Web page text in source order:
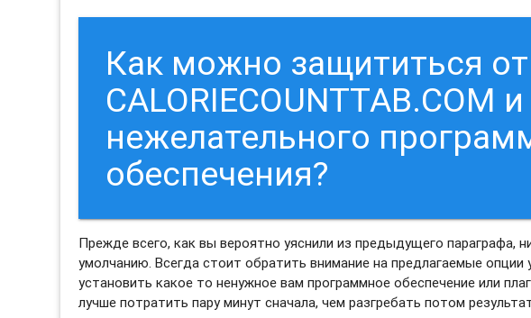
Как можно защититься
CALORIECOUNTTAB.COM
нежелательного
обеспечения?
Прежде всего, как вы вероятно уяснили из предыдущего параграфа,
умолчанию. Всегда стоит обратить внимание на предлагаемые опции
установить какое то ненужное вам программное обеспечение или
лучше потратить пару минут сначала, чем разгребать потом